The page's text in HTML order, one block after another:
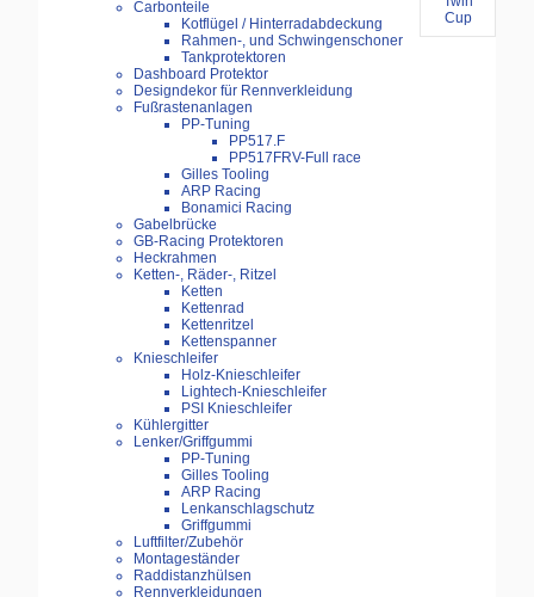
Carbonteile
Kotflügel / Hinterradabdeckung
Rahmen-, und Schwingenschoner
Tankprotektoren
Dashboard Protektor
Designdekor für Rennverkleidung
Fußrastenanlagen
PP-Tuning
PP517.F
PP517FRV-Full race
Gilles Tooling
ARP Racing
Bonamici Racing
Gabelbrücke
GB-Racing Protektoren
Heckrahmen
Ketten-, Räder-, Ritzel
Ketten
Kettenrad
Kettenritzel
Kettenspanner
Knieschleifer
Holz-Knieschleifer
Lightech-Knieschleifer
PSI Knieschleifer
Kühlergitter
Lenker/Griffgummi
PP-Tuning
Gilles Tooling
ARP Racing
Lenkanschlagschutz
Griffgummi
Luftfilter/Zubehör
Montageständer
Raddistanzhülsen
Rennverkleidungen